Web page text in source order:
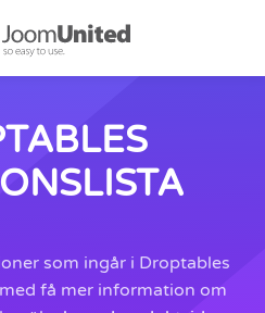
som ingår i Droptables
få mer information om